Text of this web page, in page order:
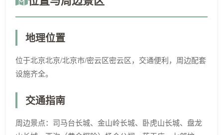
地理位置
位于北京北京/北京市/密云区密云区，交通便利，周边配套
设施齐全。
交通指南
周边景点：司马台长城、金山岭长城、卧虎山长城、盘龙